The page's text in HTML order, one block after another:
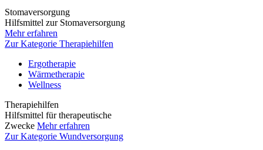
Stomaversorgung
Hilfsmittel zur Stomaversorgung
Mehr erfahren
Zur Kategorie Therapiehilfen
Ergotherapie
Wärmetherapie
Wellness
Therapiehilfen
Hilfsmittel für therapeutische
Zwecke Mehr erfahren
Zur Kategorie Wundversorgung